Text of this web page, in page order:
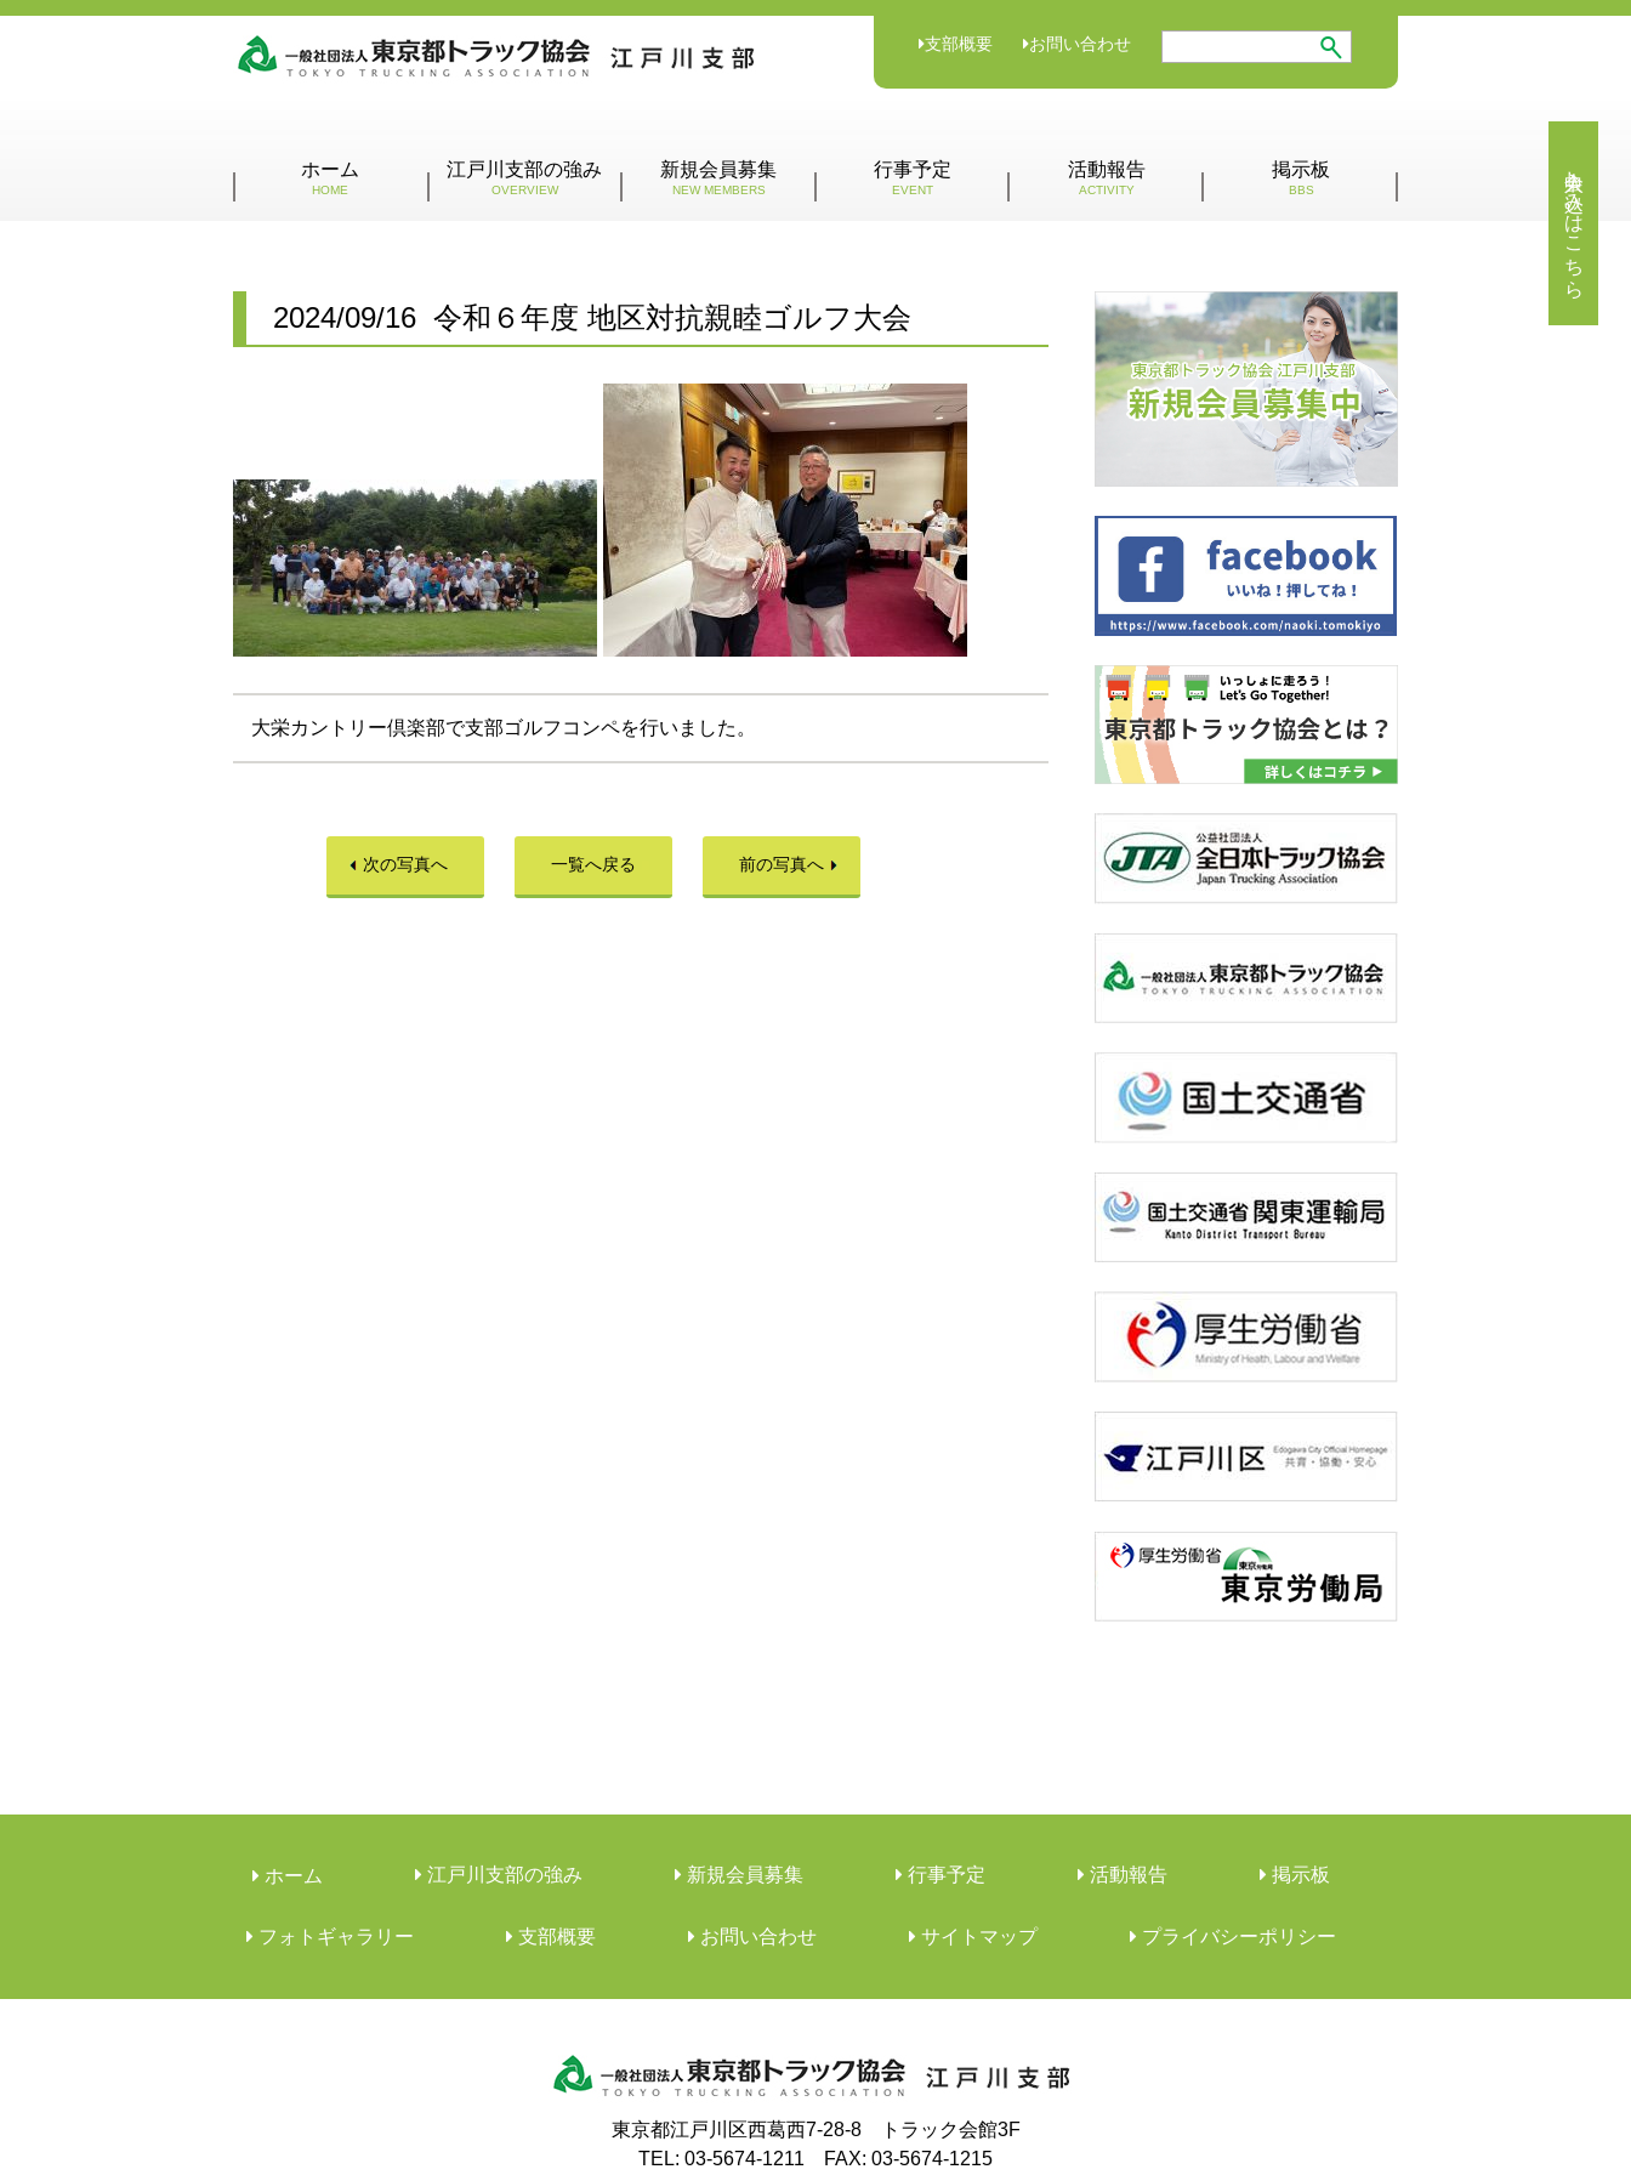
支部概要 お問い合わせ
ホーム
HOME
江戸川支部の強み
OVERVIEW
新規会員募集
NEW MEMBERS
行事予定
EVENT
活動報告
ACTIVITY
掲示板
BBS
2024/09/16 令和６年度 地区対抗親睦ゴルフ大会
大栄カントリー倶楽部で支部ゴルフコンペを行いました。
次の写真へ 一覧へ戻る 前の写真へ
入会申し込みはこちら
ホーム 江戸川支部の強み 新規会員募集 行事予定 活動報告 ︎掲示板
フォトギャラリー ︎支部概要 ︎お問い合わせ サイトマップ ︎プライバシーポリシー
東京都江戸川区西葛西7-28-8 トラック会館3F
TEL: 03-5674-1211 FAX: 03-5674-1215